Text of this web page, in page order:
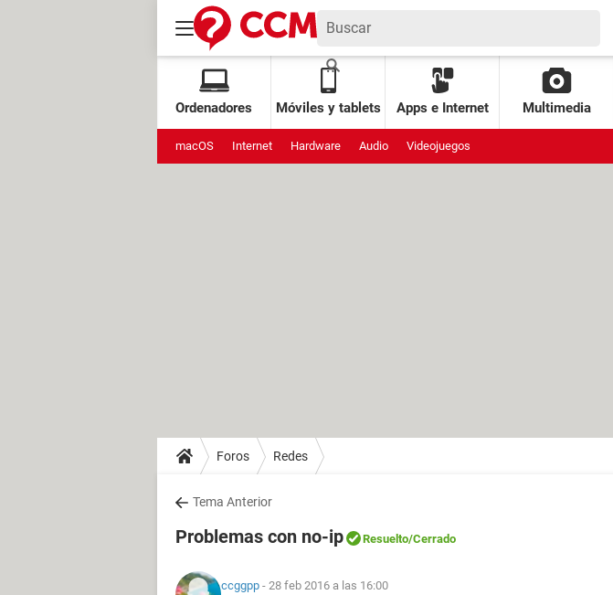
Ordenadores Móviles y tablets Apps e Internet Multimedia
macOS Internet Hardware Audio Videojuegos
Foros Redes
Tema Anterior
Problemas con no-ip Resuelto/Cerrado
ccggpp - 28 feb 2016 a las 16:00